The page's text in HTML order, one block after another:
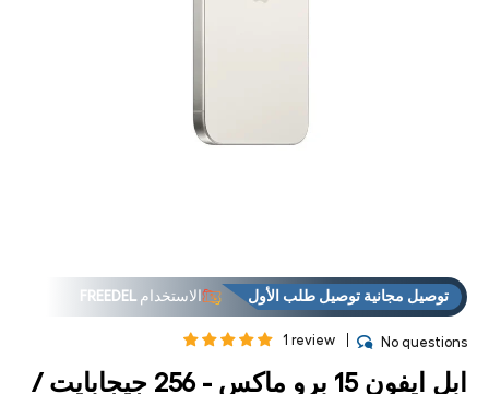
توصيل مجانية توصيل طلب الأول الاستخدام FREEDEL
1 review No questions
ابل ايفون 15 برو ماكس - 256 جيجابايت /